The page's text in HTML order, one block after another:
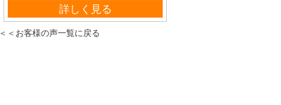
賃貸営業部詳しく見る
＜＜お客様の声一覧に戻る